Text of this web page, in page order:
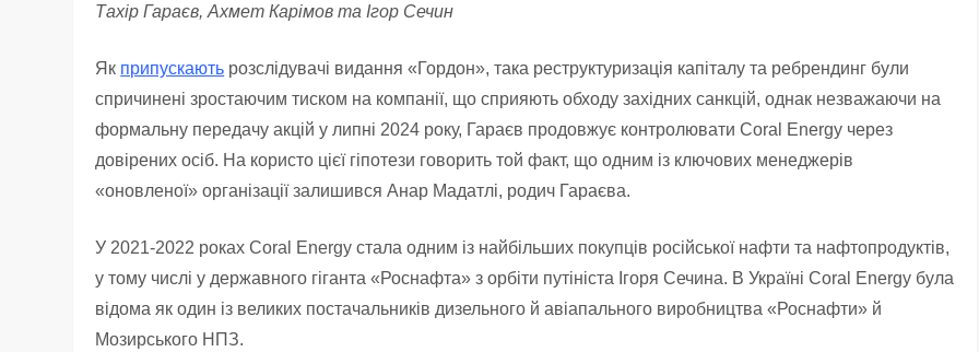
Тахір Гараєв, Ахмет Карімов та Ігор Сечин
Як припускають розслідувачі видання «Гордон», така реструктуризація капіталу та ребрендинг були
спричинені зростаючим тиском на компанії, що сприяють обходу західних санкцій, однак незважаючи на
формальну передачу акцій у липні 2024 року, Гараєв продовжує контролювати Coral Energy через
довірених осіб. На користо цієї гіпотези говорить той факт, що одним із ключових менеджерів
«оновленої» організації залишився Анар Мадатлі, родич Гараєва.
У 2021-2022 роках Coral Energy стала одним із найбільших покупців російської нафти та нафтопродуктів,
у тому числі у державного гіганта «Роснафта» з орбіти путініста Ігоря Сечина. В Україні Coral Energy була
відома як один із великих постачальників дизельного й авіапального виробництва «Роснафти» й
Мозирського НПЗ.